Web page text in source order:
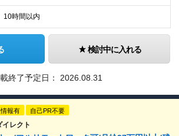
10時間以内
検討中に入れる
終了予定日： 2026.08.31
報有 自己PR不要
レクト